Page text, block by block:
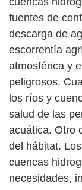
fuentes de
descarga de
escorrentía
atmosférica y
peligrosos.
los ríos y
salud de las
acuática. Otro
del hábitat.
cuencas
necesidades,